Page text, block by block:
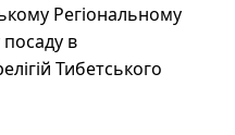
Регіональному
посаду в
Тибетського